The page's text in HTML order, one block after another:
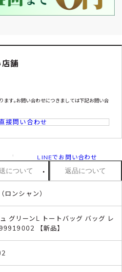
舗
す｡お問い合わせにつきましては下記お問い合
接問い合わせ
LINEでお問い合わせ
について 返品について
ンシャン）
グリーンL トートバッグ バッグ レ
【新品】